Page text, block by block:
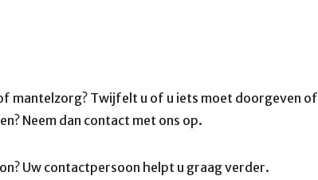
mantelzorg? Twijfelt u of u iets moet doorgeven of
Neem dan contact met ons op.
Uw contactpersoon helpt u graag verder.